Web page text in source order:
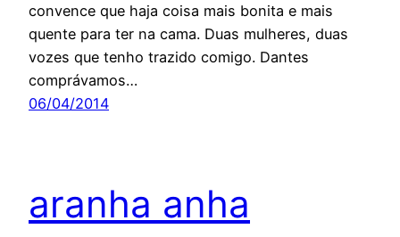
convence que haja coisa mais bonita e mais
quente para ter na cama. Duas mulheres, duas
vozes que tenho trazido comigo. Dantes
comprávamos…
06/04/2014
aranha anha